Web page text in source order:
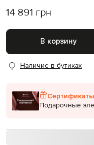
14 891 грн
В корзину
Наличие в бутиках
Сертификаты
Подарочные